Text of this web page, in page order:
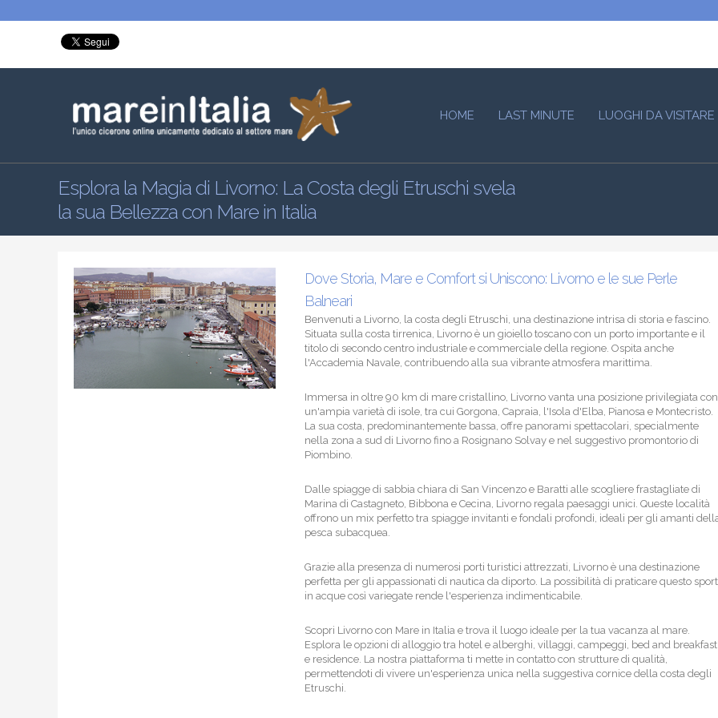
HOME LAST MINUTE LUOGHI DA VISITARE
Esplora la Magia di Livorno: La Costa degli Etruschi svela
la sua Bellezza con Mare in Italia
Dove Storia, Mare e Comfort si Uniscono: Livorno e le sue Perle
Balneari
Benvenuti a Livorno, la costa degli Etruschi, una destinazione intrisa di storia e fascino.
Situata sulla costa tirrenica, Livorno è un gioiello toscano con un porto importante e il
titolo di secondo centro industriale e commerciale della regione. Ospita anche
l'Accademia Navale, contribuendo alla sua vibrante atmosfera marittima.
Immersa in oltre 90 km di mare cristallino, Livorno vanta una posizione privilegiata con
un'ampia varietà di isole, tra cui Gorgona, Capraia, l'Isola d'Elba, Pianosa e Montecristo.
La sua costa, predominantemente bassa, offre panorami spettacolari, specialmente
nella zona a sud di Livorno fino a Rosignano Solvay e nel suggestivo promontorio di
Piombino.
Dalle spiagge di sabbia chiara di San Vincenzo e Baratti alle scogliere frastagliate di
Marina di Castagneto, Bibbona e Cecina, Livorno regala paesaggi unici. Queste località
offrono un mix perfetto tra spiagge invitanti e fondali profondi, ideali per gli amanti
pesca subacquea.
Grazie alla presenza di numerosi porti turistici attrezzati, Livorno è una destinazione
perfetta per gli appassionati di nautica da diporto. La possibilità di praticare questo sport
in acque così variegate rende l'esperienza indimenticabile.
Scopri Livorno con Mare in Italia e trova il luogo ideale per la tua vacanza al mare.
Esplora le opzioni di alloggio tra hotel e alberghi, villaggi, campeggi, bed and breakfast
e residence. La nostra piattaforma ti mette in contatto con strutture di qualità,
permettendoti di vivere un'esperienza unica nella suggestiva cornice della costa degli
Etruschi.